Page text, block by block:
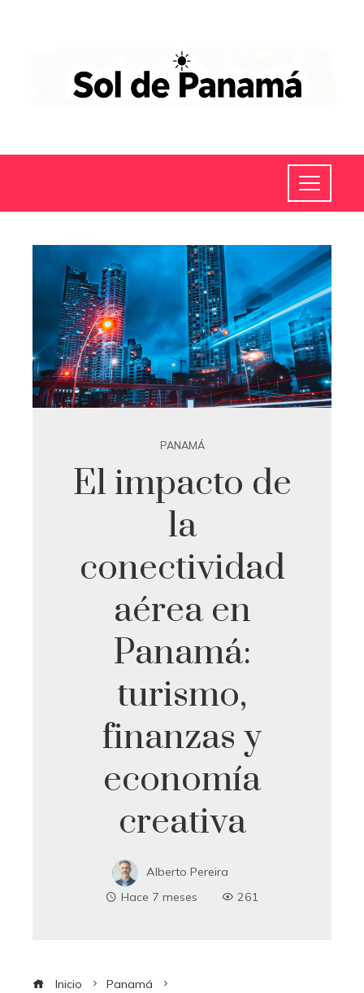
PANAMÁ
El impacto de
la
conectividad
aérea en
Panamá:
turismo,
finanzas y
economía
creativa
Alberto Pereira
Hace 7 meses
261
Inicio
Panamá